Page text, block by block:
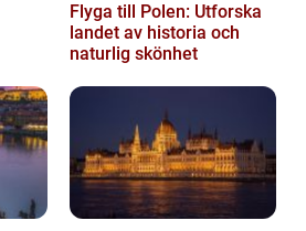
Flyga till Polen: Utforska
landet av historia och
naturlig skönhet